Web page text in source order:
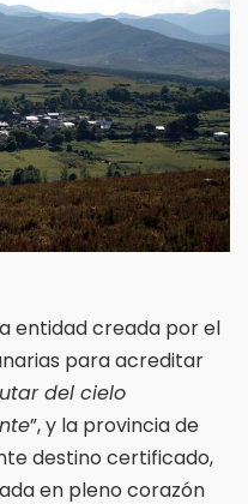
entidad creada por el
para acreditar
del cielo
”, y la provincia de
destino certificado,
en pleno corazón